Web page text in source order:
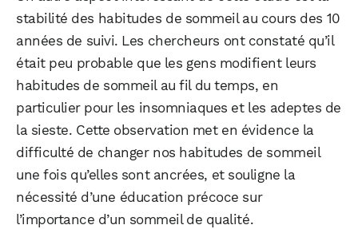
stabilité des habitudes de sommeil au cours des 10
années de suivi. Les chercheurs ont constaté qu’il
était peu probable que les gens modifient leurs
habitudes de sommeil au fil du temps, en
particulier pour les insomniaques et les adeptes de
la sieste. Cette observation met en évidence la
difficulté de changer nos habitudes de sommeil
une fois qu’elles sont ancrées, et souligne la
nécessité d’une éducation précoce sur
l’importance d’un sommeil de qualité.